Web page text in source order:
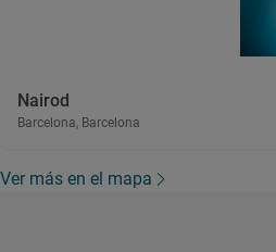
Nairod
Barcelona, Barcelona
Ver más en el mapa